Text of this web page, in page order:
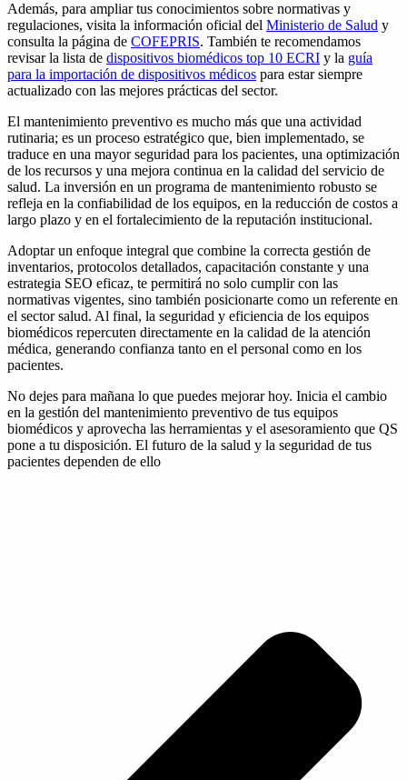
Además, para ampliar tus conocimientos sobre normativas y
regulaciones, visita la información oficial del Ministerio de Salud y
consulta la página de COFEPRIS. También te recomendamos
revisar la lista de dispositivos biomédicos top 10 ECRI y la guía
para la importación de dispositivos médicos para estar siempre
actualizado con las mejores prácticas del sector.
El mantenimiento preventivo es mucho más que una actividad
rutinaria; es un proceso estratégico que, bien implementado, se
traduce en una mayor seguridad para los pacientes, una optimización
de los recursos y una mejora continua en la calidad del servicio de
salud. La inversión en un programa de mantenimiento robusto se
refleja en la confiabilidad de los equipos, en la reducción de costos a
largo plazo y en el fortalecimiento de la reputación institucional.
Adoptar un enfoque integral que combine la correcta gestión de
inventarios, protocolos detallados, capacitación constante y una
estrategia SEO eficaz, te permitirá no solo cumplir con las
normativas vigentes, sino también posicionarte como un referente en
el sector salud. Al final, la seguridad y eficiencia de los equipos
biomédicos repercuten directamente en la calidad de la atención
médica, generando confianza tanto en el personal como en los
pacientes.
No dejes para mañana lo que puedes mejorar hoy. Inicia el cambio
en la gestión del mantenimiento preventivo de tus equipos
biomédicos y aprovecha las herramientas y el asesoramiento que QS
pone a tu disposición. El futuro de la salud y la seguridad de tus
pacientes dependen de ello